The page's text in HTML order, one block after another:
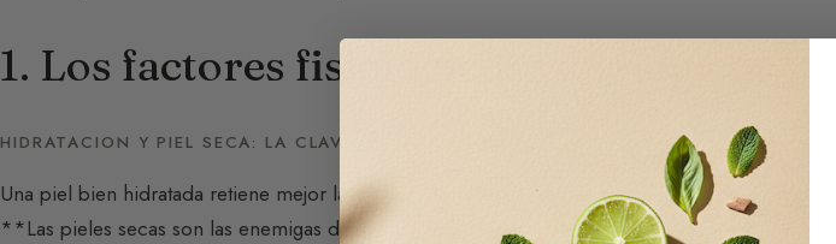
1. Los factores fisiologicos y biologicos
HIDRATACION Y PIEL SECA: LA CLAVE DE LA DURACION
Una piel bien hidratada retiene mejor las moleculas olfativas, ya que se adhieren a los lipidos
**Las pieles secas son las enemigas de la duracion del perfume.**